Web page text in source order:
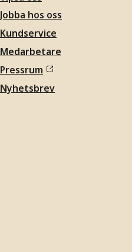
Jobba hos oss
Kundservice
Medarbetare
Pressrum
Nyhetsbrev